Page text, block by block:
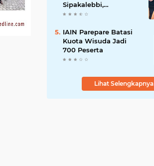
Sipakalebbi,
Sipakainge yang
Suku Bugis
IAIN Parepare Batasi
Kuota Wisuda Jadi
700 Peserta
Lihat Selengkapnya